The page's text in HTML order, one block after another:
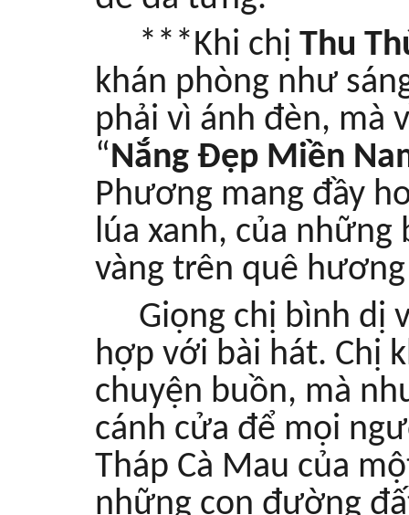
***Khi chị Thu
khán phòng như
phải vì ánh đèn, mà
“Nắng Đẹp Miền
Phương mang đầy
lúa xanh, của
vàng trên quê
Giọng chị bình dị
hợp với bài hát. Chị
chuyện buồn, mà
cánh cửa để mọi
Tháp Cà Mau của
những con đường